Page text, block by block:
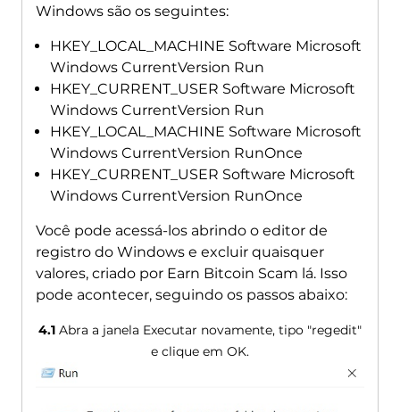
Windows são os seguintes:
HKEY_LOCAL_MACHINE Software Microsoft
Windows CurrentVersion Run
HKEY_CURRENT_USER Software Microsoft
Windows CurrentVersion Run
HKEY_LOCAL_MACHINE Software Microsoft
Windows CurrentVersion RunOnce
HKEY_CURRENT_USER Software Microsoft
Windows CurrentVersion RunOnce
Você pode acessá-los abrindo o editor de
registro do Windows e excluir quaisquer
valores, criado por Earn Bitcoin Scam lá. Isso
pode acontecer, seguindo os passos abaixo:
4.1Abra a janela Executar novamente, tipo "regedit"
e clique em OK.